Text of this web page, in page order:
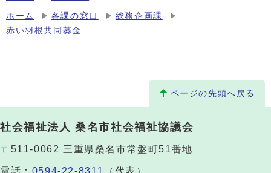
ホーム 各課の窓口
総務企画課
赤い羽根共同募金
ページの先頭へ戻る
社会福祉法人 桑名市社会福祉協議会
〒511-0062 三重県桑名市常盤町51番地
電話： 0594-22-8311 （代表）